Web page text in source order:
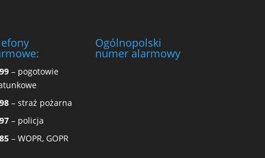
– pogotowie
– straż pożarna
– policja
– WOPR, GOPR
Ogólnopolski
numer alarmowy